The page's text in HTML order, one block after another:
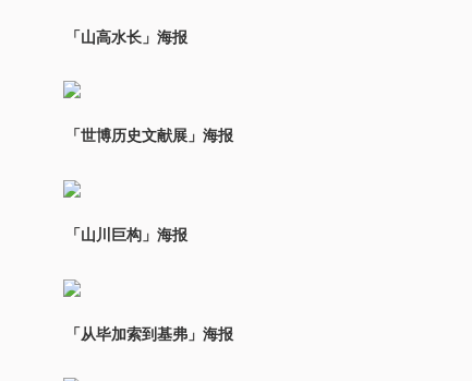
「山高水长」海报
「世博历史文献展」海报
「山川巨构」海报
「从毕加索到基弗」海报